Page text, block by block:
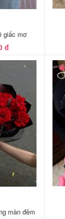
giấc mơ
đ
màn đêm